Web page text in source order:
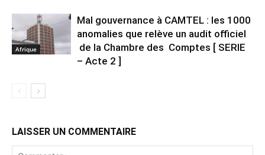
Afrique
Mal gouvernance à CAMTEL : les 1000
anomalies que relève un audit officiel
de la Chambre des Comptes [ SERIE
– Acte 2 ]
LAISSER UN COMMENTAIRE